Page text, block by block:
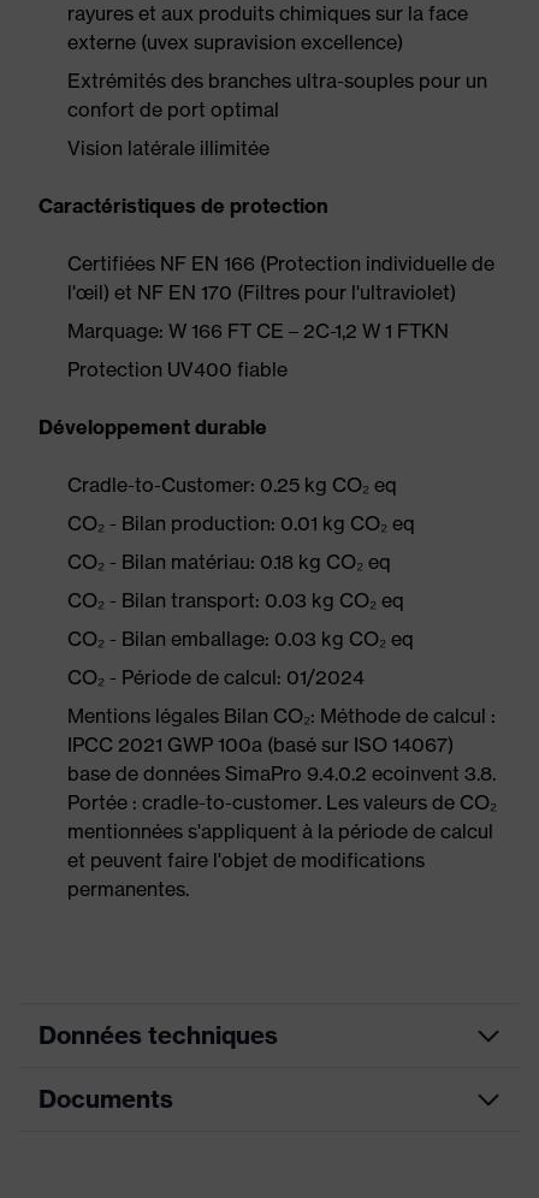
rayures et aux produits chimiques sur la face
externe (uvex supravision excellence)
Extrémités des branches ultra-souples pour un
confort de port optimal
Vision latérale illimitée
Caractéristiques de protection
Certifiées NF EN 166 (Protection individuelle de
l'œil) et NF EN 170 (Filtres pour l'ultraviolet)
Marquage: W 166 FT CE – 2C-1,2 W 1 FTKN
Protection UV400 fiable
Développement durable
Cradle-to-Customer: 0.25 kg CO₂ eq
CO₂ - Bilan production: 0.01 kg CO₂ eq
CO₂ - Bilan matériau: 0.18 kg CO₂ eq
CO₂ - Bilan transport: 0.03 kg CO₂ eq
CO₂ - Bilan emballage: 0.03 kg CO₂ eq
CO₂ - Période de calcul: 01/2024
Mentions légales Bilan CO₂: Méthode de calcul :
IPCC 2021 GWP 100a (basé sur ISO 14067)
base de données SimaPro 9.4.0.2 ecoinvent 3.8.
Portée : cradle-to-customer. Les valeurs de CO₂
mentionnées s'appliquent à la période de calcul
et peuvent faire l'objet de modifications
permanentes.
Données techniques
Couleur
Documents